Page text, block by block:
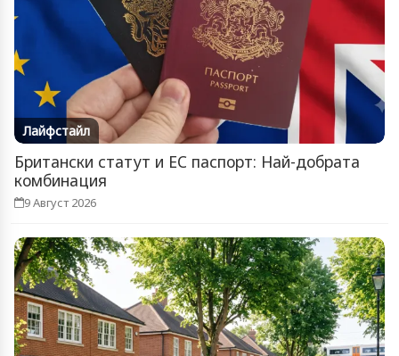
Лайфстайл
Британски статут и ЕС паспорт: Най-добрата
комбинация
9 Август 2026